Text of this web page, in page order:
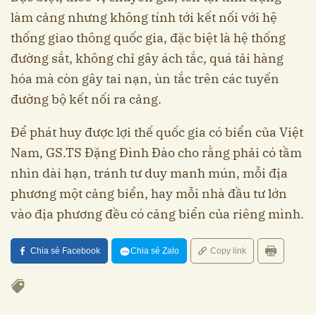
làm cảng nhưng không tính tới kết nối với hệ
thống giao thông quốc gia, đặc biệt là hệ thống
đường sắt, không chỉ gây ách tắc, quá tải hàng
hóa mà còn gây tai nạn, ùn tắc trên các tuyến
đường bộ kết nối ra cảng.
Để phát huy được lợi thế quốc gia có biển của Việt
Nam, GS.TS Đặng Đình Đào cho rằng phải có tầm
nhìn dài hạn, tránh tư duy manh mún, mỗi địa
phương một cảng biển, hay mỗi nhà đầu tư lớn
vào địa phương đều có cảng biển của riêng mình.
Chia sẻ Facebook Chia sẻ Zalo Copy link